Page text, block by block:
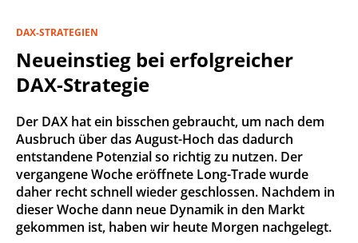
DAX-STRATEGIEN
Neueinstieg bei erfolgreicher
DAX-Strategie
Der DAX hat ein bisschen gebraucht, um nach dem
Ausbruch über das August-Hoch das dadurch
entstandene Potenzial so richtig zu nutzen. Der
vergangene Woche eröffnete Long-Trade wurde
daher recht schnell wieder geschlossen. Nachdem in
dieser Woche dann neue Dynamik in den Markt
gekommen ist, haben wir heute Morgen nachgelegt.